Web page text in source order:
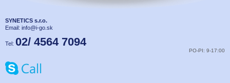
SYNETICS s.r.o.
Email: info@i-go.sk
Tel: 02/ 4564 7094
PO-PI: 9-17:00